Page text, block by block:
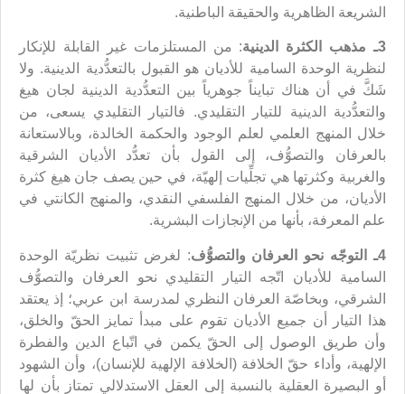
الشريعة الظاهرية والحقيقة الباطنية.
3ـ مذهب الكثرة الدينية
: من المستلزمات غير القابلة للإنكار
لنظرية الوحدة السامية للأديان هو القبول بالتعدُّدية الدينية. ولا
شَكَّ في أن هناك تبايناً جوهرياً بين التعدُّدية الدينية لجان هيغ
والتعدُّدية الدينية للتيار التقليدي. فالتيار التقليدي يسعى، من
خلال المنهج العلمي لعلم الوجود والحكمة الخالدة، وبالاستعانة
بالعرفان والتصوُّف، إلى القول بأن تعدُّد الأديان الشرقية
والغربية وكثرتها هي تجلِّيات إلهيّة، في حين يصف جان هيغ كثرة
الأديان، من خلال المنهج الفلسفي النقدي، والمنهج الكانتي في
علم المعرفة، بأنها من الإنجازات البشرية.
4ـ التوجّه نحو العرفان والتصوُّف
: لغرض تثبيت نظريّة الوحدة
السامية للأديان اتّجه التيار التقليدي نحو العرفان والتصوُّف
الشرقي، وبخاصّة العرفان النظري لمدرسة ابن عربي؛ إذ يعتقد
هذا التيار أن جميع الأديان تقوم على مبدأ تمايز الحقّ والخلق،
وأن طريق الوصول إلى الحقّ يكمن في اتّباع الدين والفطرة
الإلهية، وأداء حقّ الخلافة (الخلافة الإلهية للإنسان)، وأن الشهود
أو البصيرة العقلية بالنسبة إلى العقل الاستدلالي تمتاز بأن لها